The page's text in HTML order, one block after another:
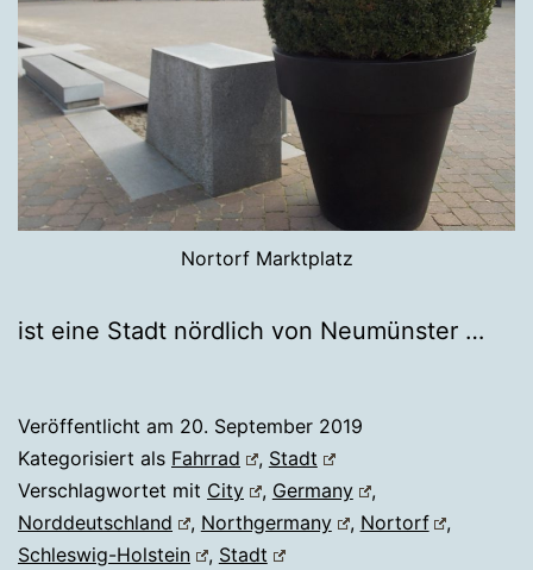
Nortorf Marktplatz
ist eine Stadt nördlich von Neumünster …
Veröffentlicht am 20. September 2019
Kategorisiert als Fahrrad , Stadt
Verschlagwortet mit City , Germany
,
Norddeutschland
, Northgermany , Nortorf
,
Schleswig-Holstein
, Stadt